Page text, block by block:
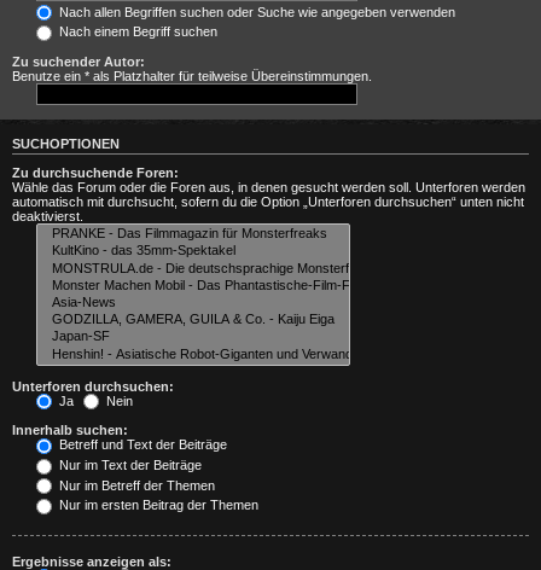
Nach allen Begriffen suchen oder Suche wie angegeben verwenden
Nach einem Begriff suchen
Zu suchender Autor:
Benutze ein * als Platzhalter für teilweise Übereinstimmungen.
SUCHOPTIONEN
Zu durchsuchende Foren:
Wähle das Forum oder die Foren aus, in denen gesucht werden soll. Unterforen werden
automatisch mit durchsucht, sofern du die Option „Unterforen durchsuchen“ unten nicht
deaktivierst.
Unterforen durchsuchen:
Ja
Nein
Innerhalb suchen:
Betreff und Text der Beiträge
Nur im Text der Beiträge
Nur im Betreff der Themen
Nur im ersten Beitrag der Themen
Ergebnisse anzeigen als: